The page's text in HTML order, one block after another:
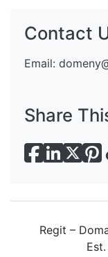
Contact
Email:
Share
Regit –